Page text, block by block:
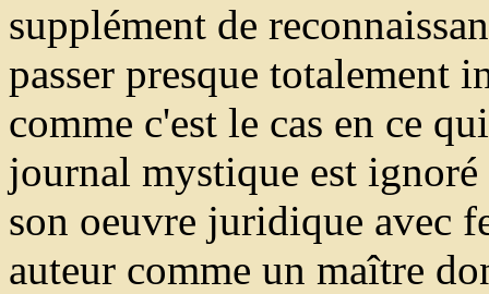
supplément de
passer presque totalement
comme c'est le cas en ce
journal mystique est
son oeuvre juridique avec
auteur comme un maître